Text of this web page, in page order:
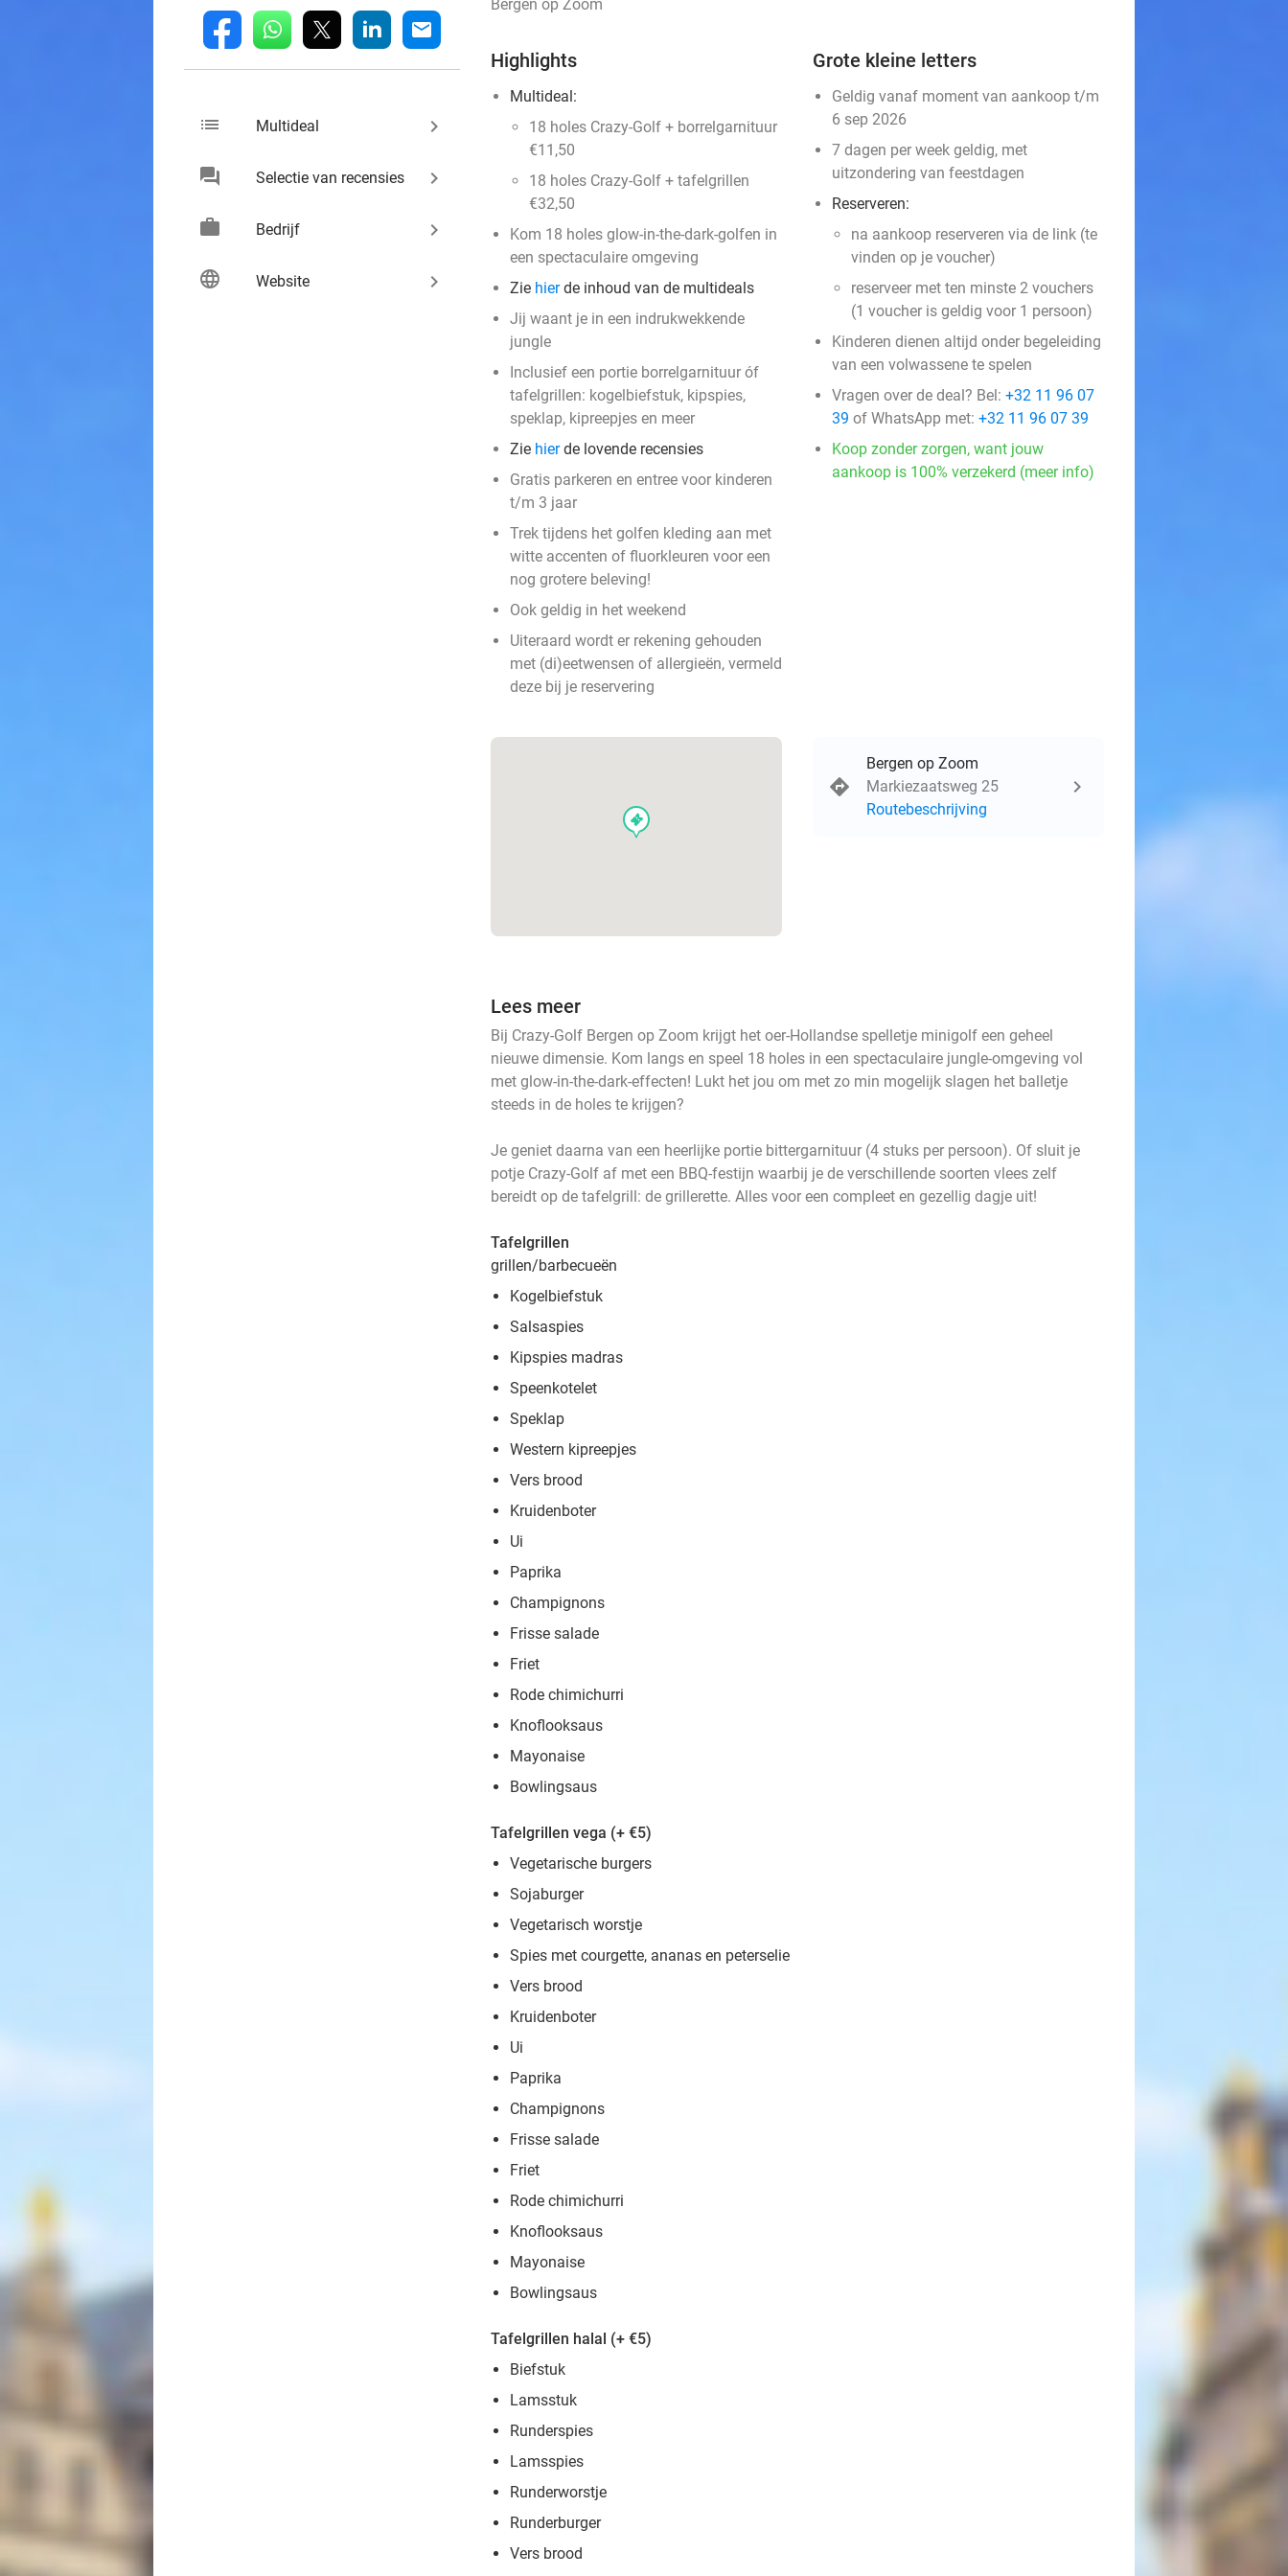
fb whatsapp linkedin mail
list Multideal keyboard_arrow_right
chat Selectie van recensies keyboard_arrow_right
work Bedrijf keyboard_arrow_right
language Website keyboard_arrow_right
Bergen op Zoom
Highlights
Multideal:
18 holes Crazy-Golf + borrelgarnituur
€11,50
18 holes Crazy-Golf + tafelgrillen
€32,50
Kom 18 holes glow-in-the-dark-golfen in
een spectaculaire omgeving
Zie hierde inhoud van de multideals
Jij waant je in een indrukwekkende
jungle
Inclusief een portie borrelgarnituur óf
tafelgrillen: kogelbiefstuk, kipspies,
speklap, kipreepjes en meer
Zie hierde lovende recensies
Gratis parkeren en entree voor kinderen
t/m 3 jaar
Trek tijdens het golfen kleding aan met
witte accenten of fluorkleuren voor een
nog grotere beleving!
Ook geldig in het weekend
Uiteraard wordt er rekening gehouden
met (di)eetwensen of allergieën, vermeld
deze bij je reservering
Grote kleine letters
Geldig vanaf moment van aankoop t/m
6 sep 2026
7 dagen per week geldig, met
uitzondering van feestdagen
Reserveren:
na aankoop reserveren via de link (te
vinden op je voucher)
reserveer met ten minste 2 vouchers
(1 voucher is geldig voor 1 persoon)
Kinderen dienen altijd onder begeleiding
van een volwassene te spelen
Vragen over de deal? Bel: +32 11 96 07
39 of WhatsApp met: +32 11 96 07 39
Koop zonder zorgen, want jouw
aankoop is 100% verzekerd (meer info)
events
Bergen op Zoom
Markiezaatsweg 25
Routebeschrijving
Lees meer
Bij Crazy-Golf Bergen op Zoom krijgt het oer-Hollandse spelletje minigolf een geheel
nieuwe dimensie. Kom langs en speel 18 holes in een spectaculaire jungle-omgeving vol
met glow-in-the-dark-effecten! Lukt het jou om met zo min mogelijk slagen het balletje
steeds in de holes te krijgen?
Je geniet daarna van een heerlijke portie bittergarnituur (4 stuks per persoon). Of sluit je
potje Crazy-Golf af met een BBQ-festijn waarbij je de verschillende soorten vlees zelf
bereidt op de tafelgrill: de grillerette. Alles voor een compleet en gezellig dagje uit!
Tafelgrillen
grillen/barbecueën
Kogelbiefstuk
Salsaspies
Kipspies madras
Speenkotelet
Speklap
Western kipreepjes
Vers brood
Kruidenboter
Ui
Paprika
Champignons
Frisse salade
Friet
Rode chimichurri
Knoflooksaus
Mayonaise
Bowlingsaus
Tafelgrillen vega (+ €5)
Vegetarische burgers
Sojaburger
Vegetarisch worstje
Spies met courgette, ananas en peterselie
Vers brood
Kruidenboter
Ui
Paprika
Champignons
Frisse salade
Friet
Rode chimichurri
Knoflooksaus
Mayonaise
Bowlingsaus
Tafelgrillen halal (+ €5)
Biefstuk
Lamsstuk
Runderspies
Lamsspies
Runderworstje
Runderburger
Vers brood